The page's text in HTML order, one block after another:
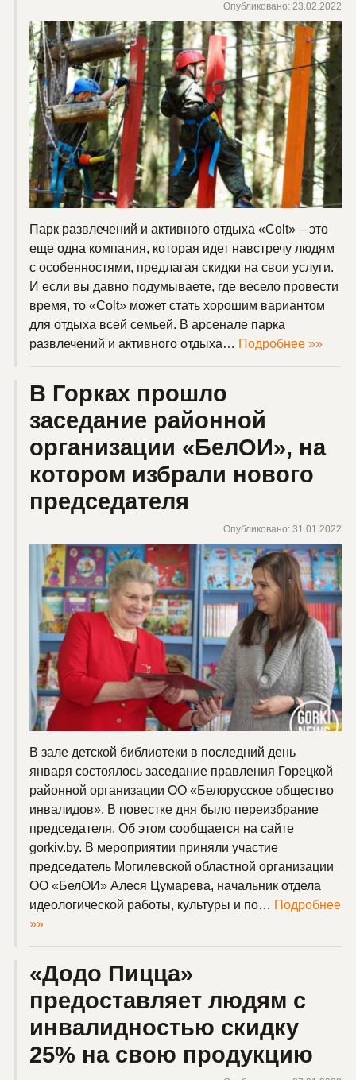
Опубликовано: 23.02.2022
Парк развлечений и активного отдыха «Colt» – это
еще одна компания, которая идет навстречу людям
с особенностями, предлагая скидки на свои услуги.
И если вы давно подумываете, где весело провести
время, то «Colt» может стать хорошим вариантом
для отдыха всей семьей. В арсенале парка
развлечений и активного отдыха… Подробнее »»
В Горках прошло
заседание районной
организации «БелОИ», на
котором избрали нового
председателя
Опубликовано: 31.01.2022
В зале детской библиотеки в последний день
января состоялось заседание правления Горецкой
районной организации ОО «Белорусское общество
инвалидов». В повестке дня было переизбрание
председателя. Об этом сообщается на сайте
gorkiv.by. В мероприятии приняли участие
председатель Могилевской областной организации
ОО «БелОИ» Алеся Цумарева, начальник отдела
идеологической работы, культуры и по… Подробнее
»»
«Додо Пицца»
предоставляет людям с
инвалидностью скидку
25% на свою продукцию